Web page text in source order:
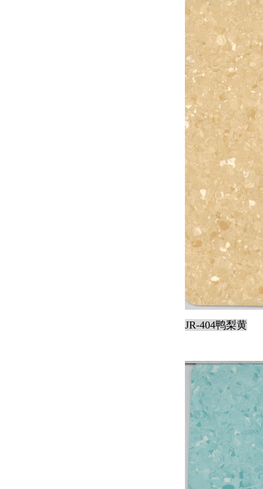
JR-404鸭梨黄